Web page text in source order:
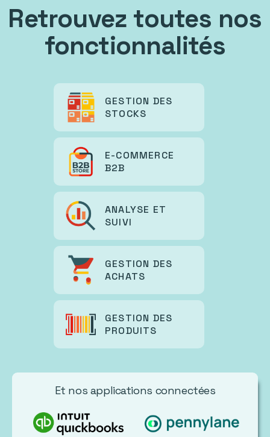
Retrouvez toutes nos
fonctionnalités
GESTION DES
STOCKS
E-COMMERCE
B2B
ANALYSE ET
SUIVI
GESTION DES
ACHATS
GESTION DES
PRODUITS
Et nos applications connectées